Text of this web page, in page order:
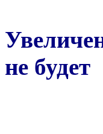
не будет